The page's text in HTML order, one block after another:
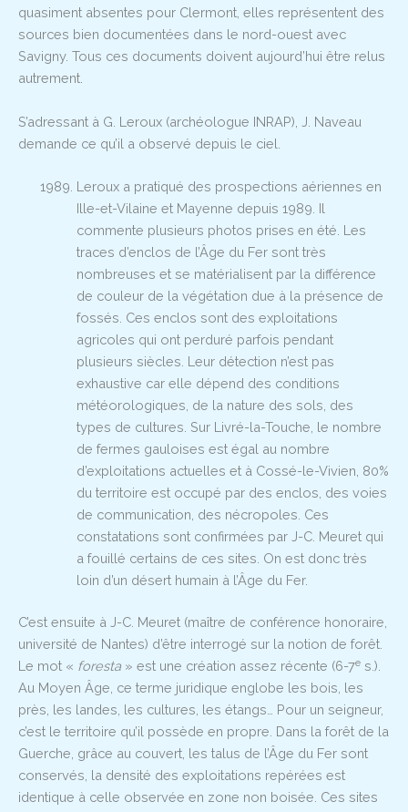
quasiment absentes pour Clermont, elles représentent des
sources bien documentées dans le nord-ouest avec
Savigny. Tous ces documents doivent aujourd’hui être relus
autrement.
S’adressant à G. Leroux (archéologue INRAP), J. Naveau
demande ce qu’il a observé depuis le ciel.
Leroux a pratiqué des prospections aériennes en
Ille-et-Vilaine et Mayenne depuis 1989. Il
commente plusieurs photos prises en été. Les
traces d’enclos de l’Âge du Fer sont très
nombreuses et se matérialisent par la différence
de couleur de la végétation due à la présence de
fossés. Ces enclos sont des exploitations
agricoles qui ont perduré parfois pendant
plusieurs siècles. Leur détection n’est pas
exhaustive car elle dépend des conditions
météorologiques, de la nature des sols, des
types de cultures. Sur Livré-la-Touche, le nombre
de fermes gauloises est égal au nombre
d’exploitations actuelles et à Cossé-le-Vivien, 80%
du territoire est occupé par des enclos, des voies
de communication, des nécropoles. Ces
constatations sont confirmées par J-C. Meuret qui
a fouillé certains de ces sites. On est donc très
loin d’un désert humain à l’Âge du Fer.
C’est ensuite à J-C. Meuret (maître de conférence honoraire,
université de Nantes) d’être interrogé sur la notion de forêt.
Le mot « foresta » est une création assez récente (6-7e s.).
Au Moyen Âge, ce terme juridique englobe les bois, les
près, les landes, les cultures, les étangs… Pour un seigneur,
c’est le territoire qu’il possède en propre. Dans la forêt de la
Guerche, grâce au couvert, les talus de l’Âge du Fer sont
conservés, la densité des exploitations repérées est
identique à celle observée en zone non boisée. Ces sites